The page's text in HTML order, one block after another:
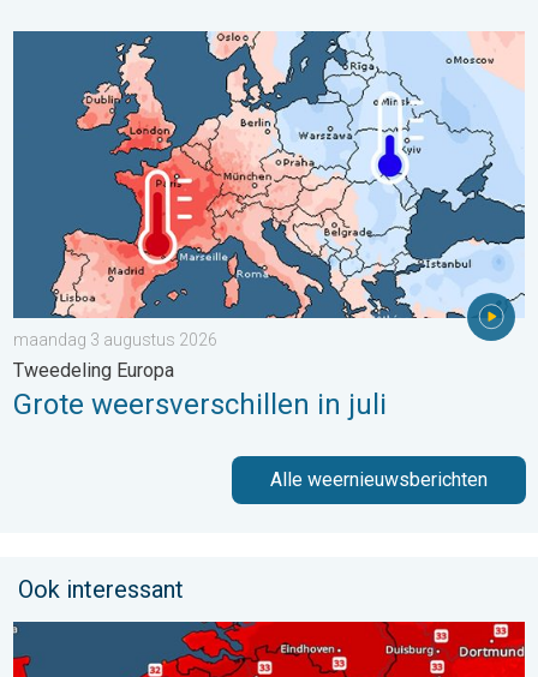
Grote weersverschillen in juli. Tweedeling Europa. . .
maandag 3 augustus 2026
Tweedeling Europa
Grote weersverschillen in juli
Alle weernieuwsberichten
Ook interessant
Woensdag bijna overal tropisch warm. Tot maximaal 35